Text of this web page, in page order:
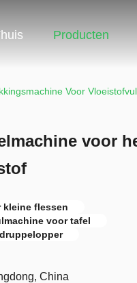
Producten
Voor
voor
flessen
voor tafel
China